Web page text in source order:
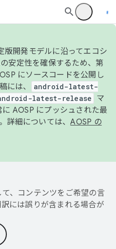
版開発モデルに沿ってエコシ
安定性を確保するため、第
にソースコードを公開し
には、
android-latest-
latest-release
マ
AOSP にプッシュされた最
詳細については、AOSP の
、コンテンツをご希望の言
には誤りが含まれる場合が